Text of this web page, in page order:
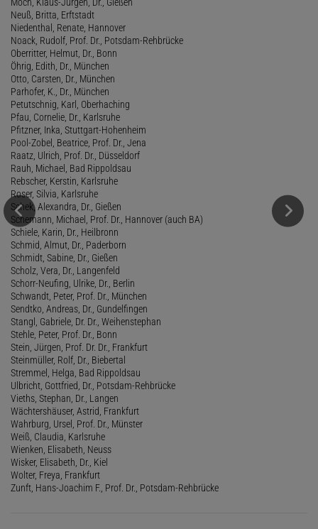
Neuß, Britta, Erftstadt
Niedenthal, Renate, Hannover
Noack, Rudolf, Prof. Dr., Potsdam-Rehbrücke
Oberritter, Helmut, Dr., Bonn
Öhrig, Edith, Dr., München
Otto, Carsten, Dr., München
Parhofer, K., Dr., München
Petutschnig, Karl, Oberhaching
Pfau, Cornelie, Dr., Karlsruhe
Pfitzner, Inka, Stuttgart-Hohenheim
Pool-Zobel, Beatrice, Prof. Dr., Jena
Raatz, Ulrich, Prof. Dr., Düsseldorf
Rauh, Michael, Bad Rippoldsau
Rebscher, Kerstin, Karlsruhe
Roser, Silvia, Karlsruhe
Schek, Alexandra, Dr., Gießen
Schemann, Michael, Prof. Dr., Hannover (auch BA)
Schiele, Karin, Dr., Heilbronn
Schmid, Almut, Dr., Paderborn
Schmidt, Sabine, Dr., Gießen
Scholz, Vera, Dr., Langenfeld
Schorr-Neufing, Ulrike, Dr., Berlin
Schwandt, Peter, Prof. Dr., München
Sendtko, Andreas, Dr., Gundelfingen
Stangl, Gabriele, Dr. Dr., Weihenstephan
Stehle, Peter, Prof. Dr., Bonn
Stein, Jürgen, Prof. Dr. Dr., Frankfurt
Steinmüller, Rolf, Dr., Biebertal
Stremmel, Helga, Bad Rippoldsau
Ulbricht, Gottfried, Dr., Potsdam-Rehbrücke
Vieths, Stephan, Dr., Langen
Wächtershäuser, Astrid, Frankfurt
Wahrburg, Ursel, Prof. Dr., Münster
Weiß, Claudia, Karlsruhe
Wienken, Elisabeth, Neuss
Wisker, Elisabeth, Dr., Kiel
Wolter, Freya, Frankfurt
Zunft, Hans-Joachim F., Prof. Dr., Potsdam-Rehbrücke